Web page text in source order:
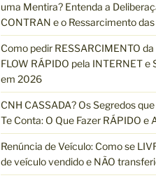
r
:
uma Mentira? Entenda a
CONTRAN e o Ressarcimento
Como pedir RESSARCIMENTO
FLOW RÁPIDO pela INTERNET e
em 2026
CNH CASSADA? Os Segredos
Te Conta: O Que Fazer RÁPIDO e
Renúncia de Veículo: Como se
de veículo vendido e NÃO